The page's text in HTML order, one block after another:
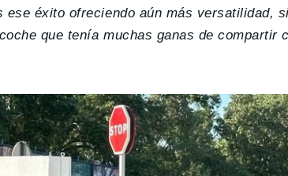
ese éxito ofreciendo aún más versatilidad,
que tenía muchas ganas de compartir